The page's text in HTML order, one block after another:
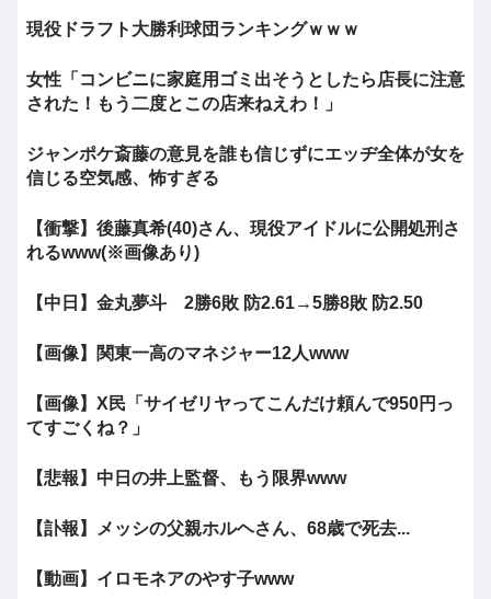
現役ドラフト大勝利球団ランキングｗｗｗ
女性「コンビニに家庭用ゴミ出そうとしたら店長に注意
された！もう二度とこの店来ねえわ！」
ジャンポケ斎藤の意見を誰も信じずにエッヂ全体が女を
信じる空気感、怖すぎる
【衝撃】後藤真希(40)さん、現役アイドルに公開処刑さ
れるwww(※画像あり)
【中日】金丸夢斗 2勝6敗 防2.61→5勝8敗 防2.50
【画像】関東一高のマネジャー12人www
【画像】X民「サイゼリヤってこんだけ頼んで950円っ
てすごくね？」
【悲報】中日の井上監督、もう限界www
【訃報】メッシの父親ホルヘさん、68歳で死去...
【動画】イロモネアのやす子www